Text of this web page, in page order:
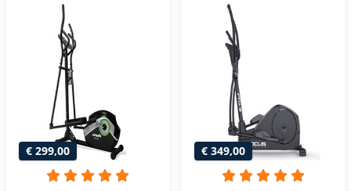
scherm - Zwart
€ 299,00 € 349,00